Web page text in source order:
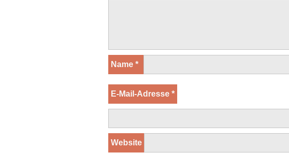
Name *
E-Mail-Adresse *
Website